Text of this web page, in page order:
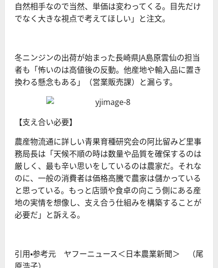
自然相手なので当然、単価は変わってくる。目先だけ
でなく大きな視点で考えてほしい」と注文。
冬ニンジンの出荷が始まった長崎県JA島原雲仙の担当
者も「怖いのは高値後の反動。他産地や輸入品に置き
換わる懸念もある」（営業販売課）と漏らす。
【支え合い必要】
農産物流通に詳しい青果育種研究会の阿比留みど里事
務局長は「天候不順の時は数量や品質を確保するのは
厳しく、最も辛い思いをしているのは農家だ。それな
のに、一般の消費者は価格高騰で農家は儲かっている
と思っている。もっと店頭や食卓の向こう側にある産
地の実情を想像し、支え合う仕組みを構築することが
必要だ」と訴える。
引用・参考元 ヤフーニュース＜日本農業新聞＞ （尾